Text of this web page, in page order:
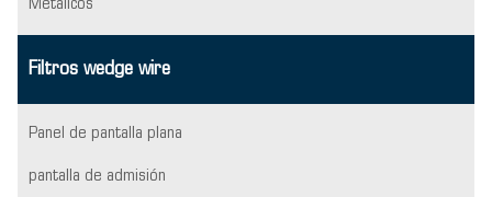
Metálicos
Filtros wedge wire
Panel de pantalla plana
pantalla de admisión